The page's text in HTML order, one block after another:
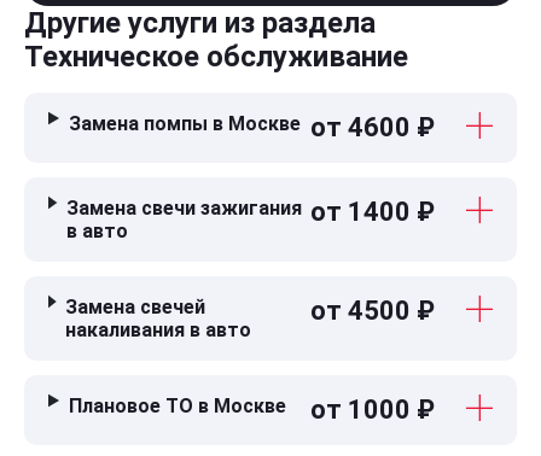
Другие услуги из раздела
Техническое обслуживание
Замена помпы в Москве от 4600 ₽
Замена свечи зажигания
в авто
от 1400 ₽
Замена свечей
накаливания в авто
от 4500 ₽
Плановое ТО в Москве от 1000 ₽